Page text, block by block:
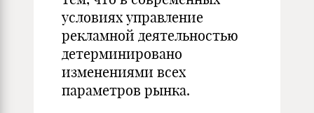
условиях управление
рекламной деятельностью
детерминировано
изменениями всех
параметров рынка.